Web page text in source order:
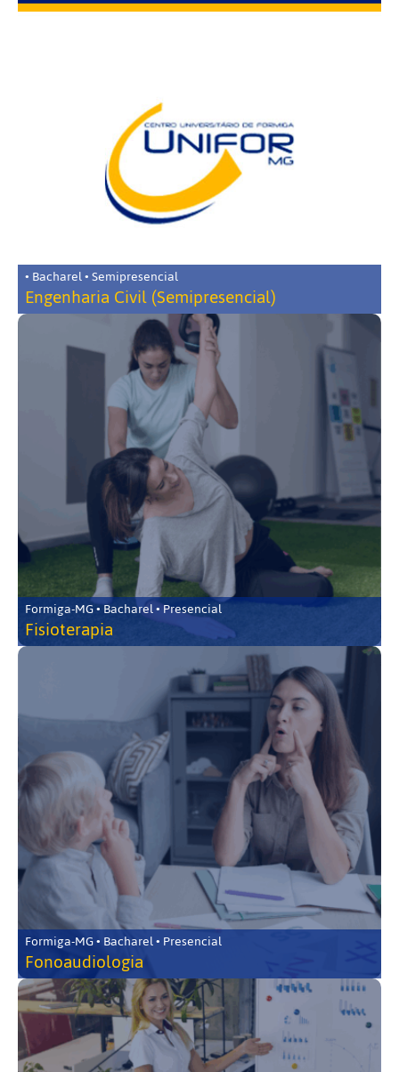
• Bacharel • Semipresencial
Engenharia Civil (Semipresencial)
Formiga-MG • Bacharel • Presencial
Fisioterapia
Formiga-MG • Bacharel • Presencial
Fonoaudiologia